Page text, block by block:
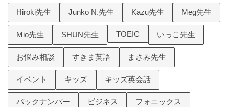
Hiroki先生 Junko N.先生 Kazu先生 Meg先生
Mio先生 SHUN先生 TOEIC いっこ先生
お悩み相談 すきま英語 まさみ先生
イベント キッズ キッズ英会話
バックナンバー ビジネス フォニックス